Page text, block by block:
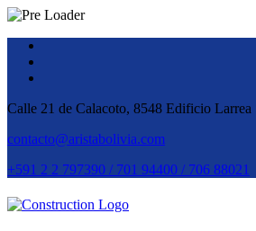
Calle 21 de Calacoto, 8548 Edificio
contacto@aristabolivia.com
+591 2 2 797390 / 701 94400 / 706 88021